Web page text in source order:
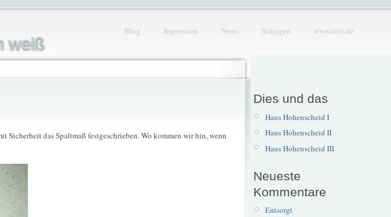
weiß
Blog Impressum News Solingen www.tetti.de
Sicherheit das Spaltmaß festgeschrieben. Wo kommen wir hin, wenn
Dies und das
Haus Hohenscheid I
Haus Hohenscheid II
Haus Hohenscheid III
Neueste
Kommentare
Entsorgt